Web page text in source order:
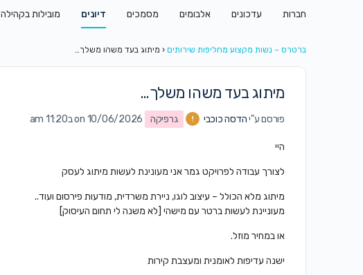
חברות עדכונים אלבומים מסמכים דיונים מובילות בקהילה
ברטרס – נשות מקצוע מחליפות שירותים ‹ מיתוג בעד משהו משלך…
מיתוג בעד משהו משלך…
פורסם ע"יהדסה כוכבי גרפיקה on 10/06/2026 ב11:20 am
היי
לצורך עבודה לפרויקט גמר אני מעונינת לעשות מיתוג לעסק
מיתוג מלא הכולל – עיצוב לוגו, ניירת משרדית, מודעות פירסום ועוד..
מעוניינת לעשות ברטר עם מישהי [לא משנה לי תחום העיסוק]
או במחיר מוזל.
ישנה עדיפות לאומנית ומעצבת קירות